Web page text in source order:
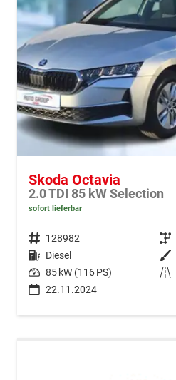
Skoda Octavia
2.0 TDI 85 kW Selection
sofort lieferbar
Fahrzeugnr. 128982 Getriebe
Kraftstoff Diesel Außenfarbe
Leistung 85 kW (116 PS) Kilometerstand
22.11.2024